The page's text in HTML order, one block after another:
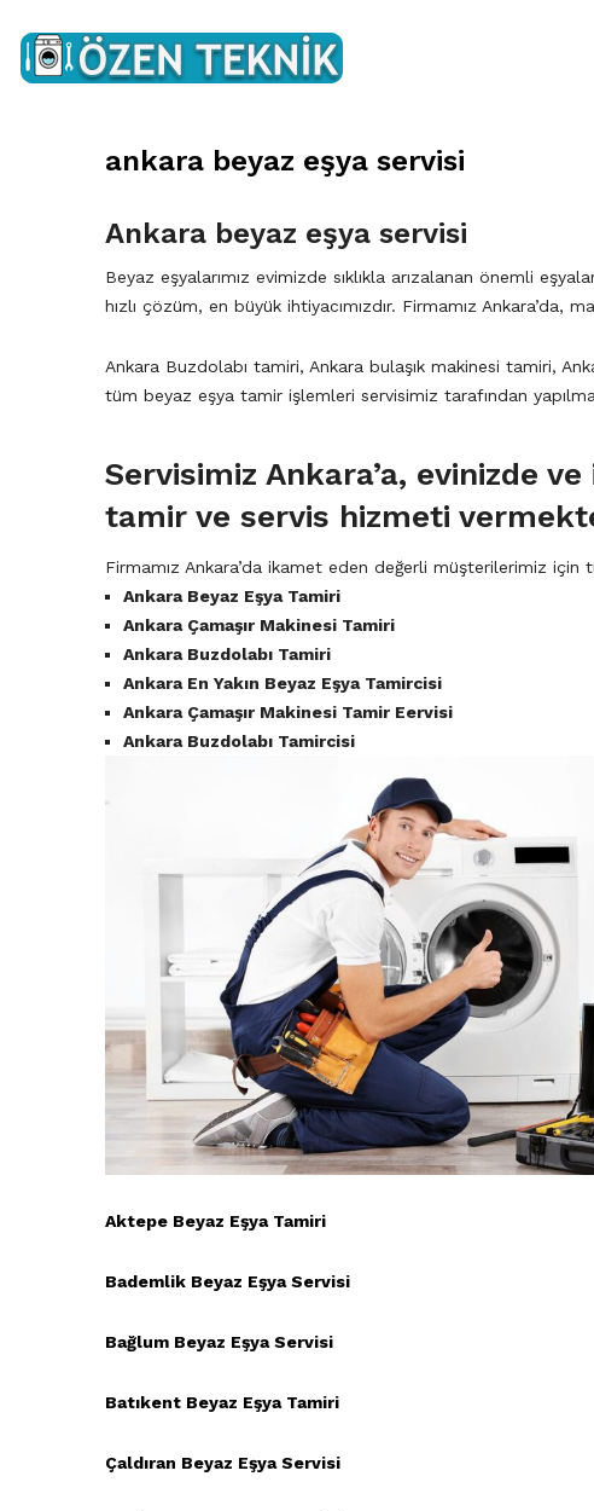
ankara beyaz eşya servisi
Ankara beyaz eşya servisi
Beyaz eşyalarımız evimizde sıklıkla arızalanan önemli
hızlı çözüm, en büyük ihtiyacımızdır. Firmamız
Ankara Buzdolabı tamiri, Ankara bulaşık makinesi tamiri,
tüm beyaz eşya tamir işlemleri servisimiz tarafından
Servisimiz Ankara’a, evinizde
tamir ve servis hizmeti
Firmamız Ankara’da ikamet eden değerli müşterilerimiz için
Ankara Beyaz Eşya Tamiri
Ankara Çamaşır Makinesi Tamiri
Ankara Buzdolabı Tamiri
Ankara En Yakın Beyaz Eşya Tamircisi
Ankara Çamaşır Makinesi Tamir Eervisi
Ankara Buzdolabı Tamircisi
Aktepe Beyaz Eşya Tamiri
Bademlik Beyaz Eşya Servisi
Bağlum Beyaz Eşya Servisi
Batıkent Beyaz Eşya Tamiri
Çaldıran Beyaz Eşya Servisi